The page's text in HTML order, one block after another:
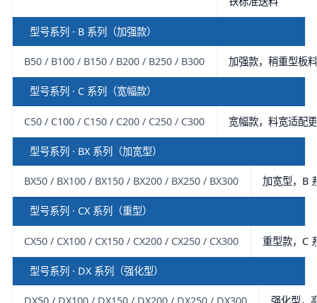
型号系列 · B 系列（加强款）
B50 / B100 / B150 / B200 / B250 / B300 加强款，稍重型板
型号系列 · C 系列（宽幅款）
C50 / C100 / C150 / C200 / C250 / C300 宽幅款，料宽适配
型号系列 · BX 系列（加宽型）
BX50 / BX100 / BX150 / BX200 / BX250 / BX300 加宽型，B
型号系列 · CX 系列（重型）
CX50 / CX100 / CX150 / CX200 / CX250 / CX300 重型款，C
型号系列 · DX 系列（强化型）